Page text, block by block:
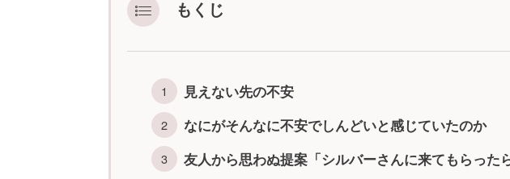
もくじ
見えない先の不安
なにがそんなに不安でしんどいと感じていたのか
友人から思わぬ提案「シルバーさんに来てもらった